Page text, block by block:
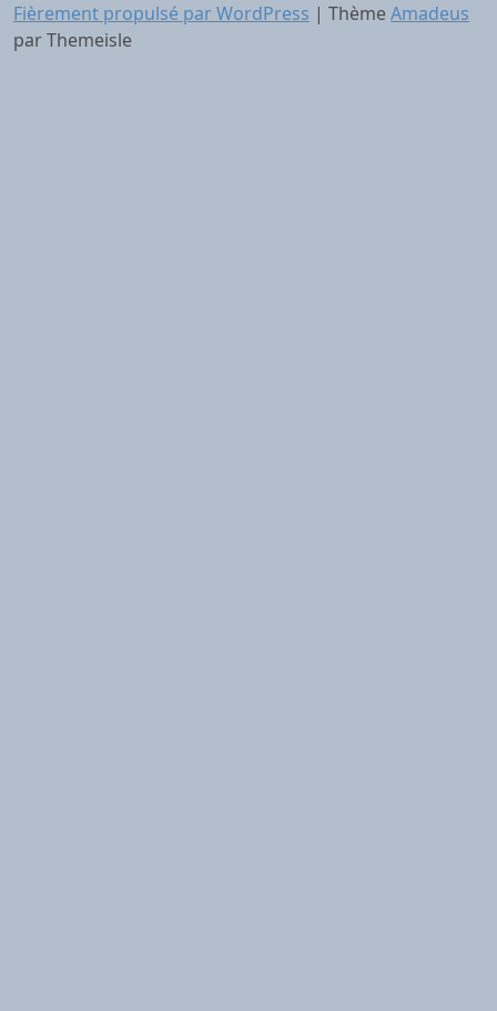
Fièrement propulsé par WordPress | ThèmeAmadeus
par Themeisle